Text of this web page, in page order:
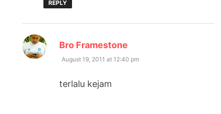
REPLY
Bro Framestone
August 19, 2011 at 12:40 pm
terlalu kejam